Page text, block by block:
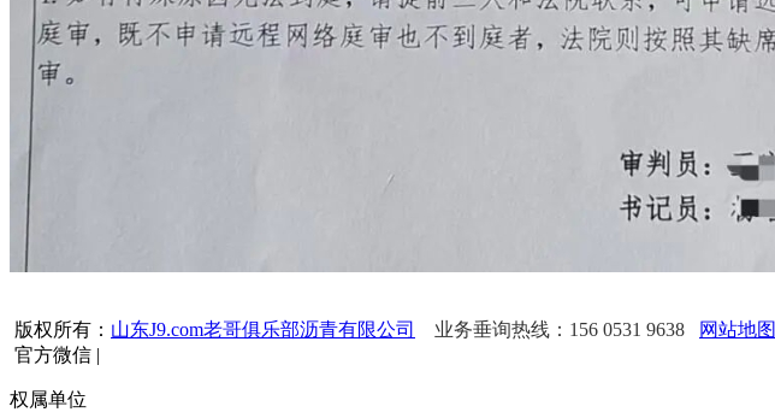
版权所有： 山东J9.com老哥俱乐部沥青有限公司 业务垂询热线：156 0531 9638
网站地图
官方微信 |
权属单位